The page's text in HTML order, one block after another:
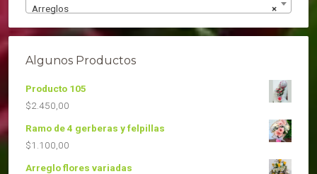
×
Arreglos
Algunos Productos
Producto 105
$2.450,00
Ramo de 4 gerberas y felpillas
$1.100,00
Arreglo flores variadas